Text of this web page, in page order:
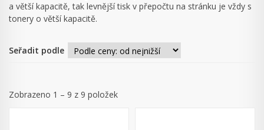
a větší kapacitě, tak levnější tisk v přepočtu na stránku je vždy s
tonery o větší kapacitě.
Seřadit podle
Zobrazeno 1 – 9 z 9 položek